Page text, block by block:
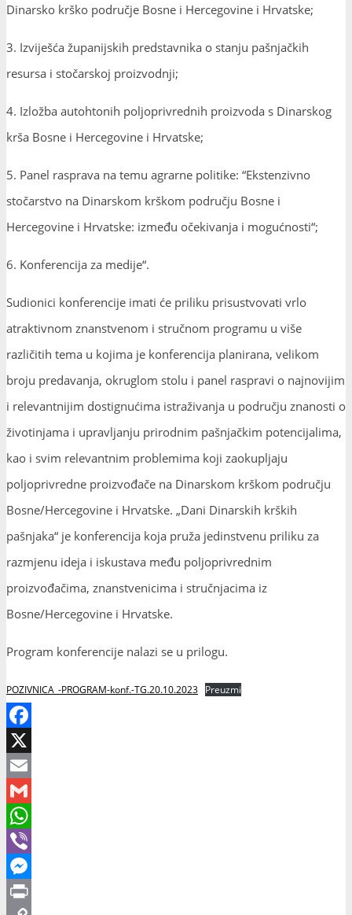
Dinarsko krško područje Bosne i Hercegovine i Hrvatske;
3. Izviješća županijskih predstavnika o stanju pašnjačkih
resursa i stočarskoj proizvodnji;
4. Izložba autohtonih poljoprivrednih proizvoda s Dinarskog
krša Bosne i Hercegovine i Hrvatske;
5. Panel rasprava na temu agrarne politike: “Ekstenzivno
stočarstvo na Dinarskom krškom području Bosne i
Hercegovine i Hrvatske: između očekivanja i mogućnosti“;
6. Konferencija za medije“.
Sudionici konferencije imati će priliku prisustvovati vrlo
atraktivnom znanstvenom i stručnom programu u više
različitih tema u kojima je konferencija planirana, velikom
broju predavanja, okruglom stolu i panel raspravi o najnovijim
i relevantnijim dostignućima istraživanja u području znanosti o
životinjama i upravljanju prirodnim pašnjačkim potencijalima,
kao i svim relevantnim problemima koji zaokupljaju
poljoprivredne proizvođače na Dinarskom krškom području
Bosne/Hercegovine i Hrvatske. „Dani Dinarskih krških
pašnjaka“ je konferencija koja pruža jedinstvenu priliku za
razmjenu ideja i iskustava među poljoprivrednim
proizvođačima, znanstvenicima i stručnjacima iz
Bosne/Hercegovine i Hrvatske.
Program konferencije nalazi se u prilogu.
POZIVNICA_-PROGRAM-konf.-TG.20.10.2023 Preuzmi
Facebook
X
Email
Gmail
WhatsApp
Viber
Messenger